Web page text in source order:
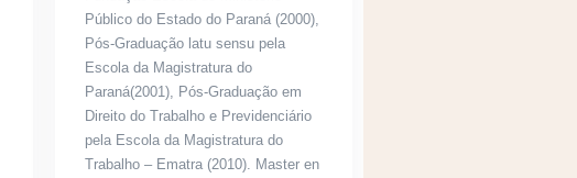
Público do Estado do Paraná (2000),
Pós-Graduação latu sensu pela
Escola da Magistratura do
Paraná(2001), Pós-Graduação em
Direito do Trabalho e Previdenciário
pela Escola da Magistratura do
Trabalho – Ematra (2010). Master en